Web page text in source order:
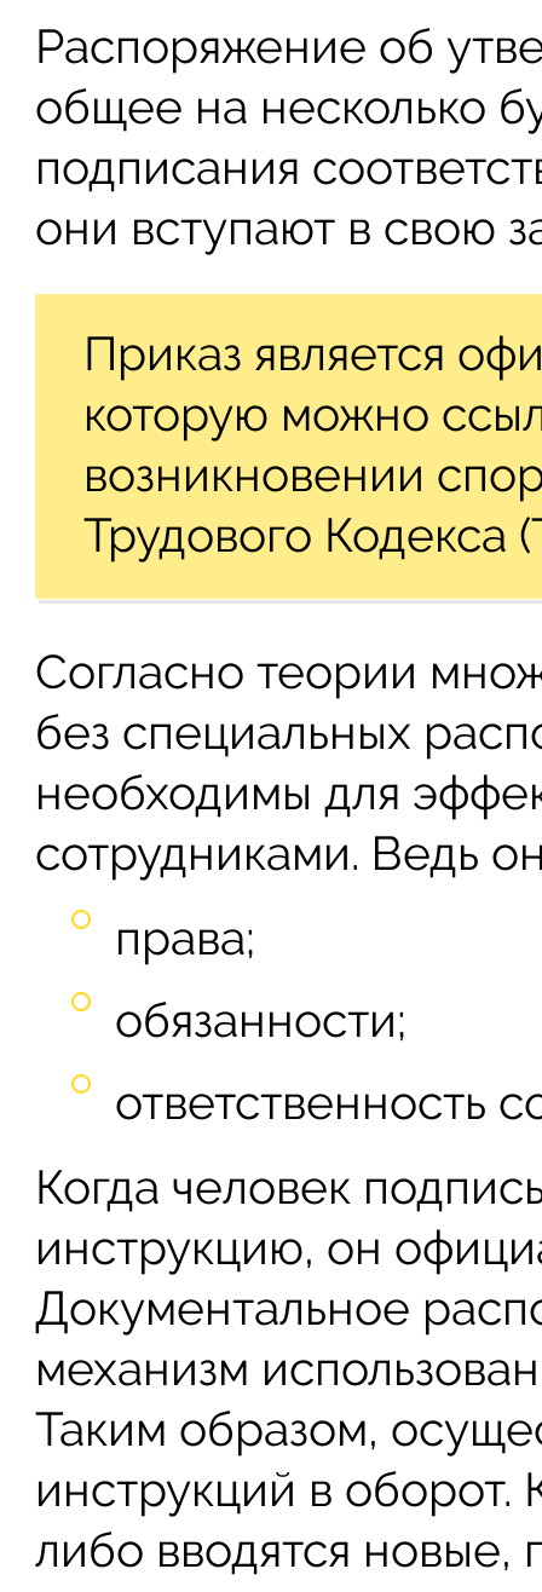
Распоряжение об
общее на несколько
подписания
они вступают в свою
Приказ является
которую можно
возникновении
Трудового Кодекса
Согласно теории
без специальных
необходимы для
сотрудниками. Ведь
права;
обязанности;
ответственность
Когда человек
инструкцию, он
Документальное
механизм
Таким образом,
инструкций в оборот.
либо вводятся